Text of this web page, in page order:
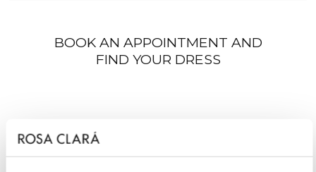
BOOK AN APPOINTMENT AND
FIND YOUR DRESS